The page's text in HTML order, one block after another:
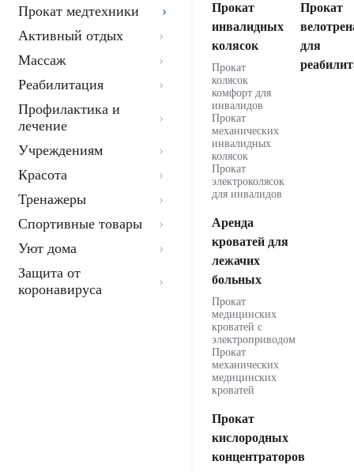
Прокат медтехники
Активный отдых
Массаж
Реабилитация
Профилактика и
лечение
Учреждениям
Красота
Тренажеры
Спортивные товары
Уют дома
Защита от
коронавируса
Прокат
инвалидных
колясок
Прокат
колясок
комфорт для
инвалидов
Прокат
механических
инвалидных
колясок
Прокат
электроколясок
для инвалидов
Прокат
для
Аренда
кроватей для
лежачих
больных
Прокат
медицинских
кроватей с
электроприводом
Прокат
механических
медицинских
кроватей
Прокат
кислородных
концентраторов